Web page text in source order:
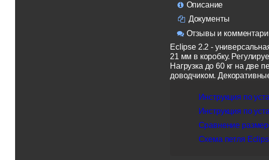
Описание
Документы
Отзывы и
Eclipse 2.2 -
21 мм в коробку.
Нагрузка до 60 кг на две
доводчиком.
Инструкция по
Инструкция по
Сравнение
Схема петля